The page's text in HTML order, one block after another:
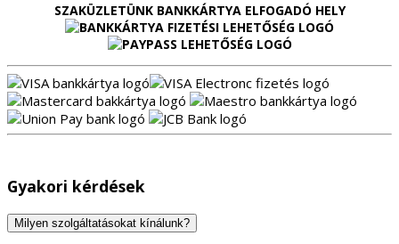
SZAKÜZLETÜNK BANKKÁRTYA ELFOGADÓ HELY
Gyakori kérdések
Milyen szolgáltatásokat kínálunk?